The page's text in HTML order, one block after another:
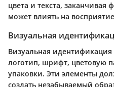
цвета и текста,
может влиять на
Визуальная
Визуальная идентификация
логотип, шрифт, цветовую
упаковки. Эти элементы
создать незабываемый